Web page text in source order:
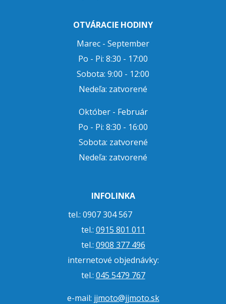
OTVÁRACIE HODINY
Marec - September
Po - Pi: 8:30 - 17:00
Sobota: 9:00 - 12:00
Nedeľa: zatvorené
Október - Február
Po - Pi: 8:30 - 16:00
Sobota: zatvorené
Nedeľa: zatvorené
INFOLINKA
tel.: 0907 304 567
tel.: 0915 801 011
tel.: 0908 377 496
internetové objednávky:
tel.: 045 5479 767
e-mail: jjmoto@jjmoto.sk